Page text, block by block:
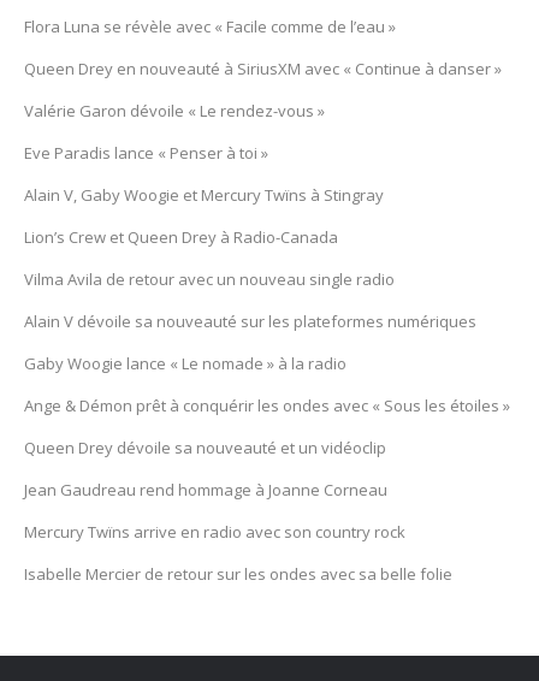
Flora Luna se révèle avec « Facile comme de l’eau »
Queen Drey en nouveauté à SiriusXM avec « Continue à danser »
Valérie Garon dévoile « Le rendez-vous »
Eve Paradis lance « Penser à toi »
Alain V, Gaby Woogie et Mercury Twïns à Stingray
Lion’s Crew et Queen Drey à Radio-Canada
Vilma Avila de retour avec un nouveau single radio
Alain V dévoile sa nouveauté sur les plateformes numériques
Gaby Woogie lance « Le nomade » à la radio
Ange & Démon prêt à conquérir les ondes avec « Sous les étoiles »
Queen Drey dévoile sa nouveauté et un vidéoclip
Jean Gaudreau rend hommage à Joanne Corneau
Mercury Twïns arrive en radio avec son country rock
Isabelle Mercier de retour sur les ondes avec sa belle folie